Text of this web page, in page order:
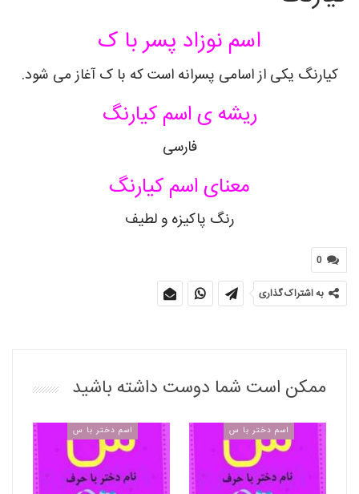
اسم نوزاد پسر با ک
کیارنگ یکی از اسامی پسرانه است که با ک آغاز می شود.
ریشه ی اسمکیارنگ
فارسی
معنای اسمکیارنگ
رنگ پاکیزه و لطیف
0
به اشتراک گذاری
ممکن است شما دوست داشته باشید
اسم دختر با س اسم دختر با س